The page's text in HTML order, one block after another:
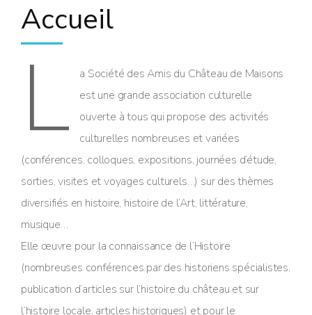
Accueil
L
a Société des Amis du Château de Maisons
est une grande association culturelle
ouverte à tous qui propose des activités
culturelles nombreuses et variées
(conférences, colloques, expositions, journées d’étude,
sorties, visites et voyages culturels…) sur des thèmes
diversifiés en histoire, histoire de l’Art, littérature,
musique…
Elle œuvre pour la connaissance de l’Histoire
(nombreuses conférences par des historiens spécialistes,
publication d’articles sur l’histoire du château et sur
l’histoire locale, articles historiques) et pour le